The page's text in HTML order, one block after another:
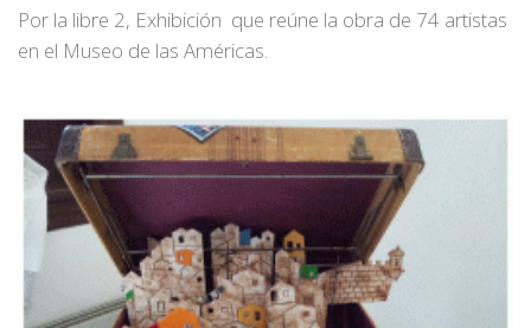
Por la libre 2, Exhibición que reúne la obra de 74 artistas
en el Museo de las Américas.